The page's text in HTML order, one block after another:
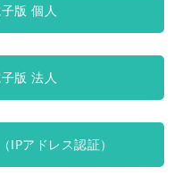
版 個人
版 法人
IPアドレス認証）